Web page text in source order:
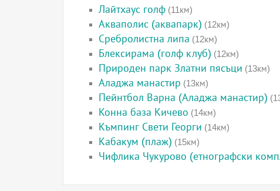
Лайтхаус голф (11км)
Акваполис (аквапарк) (12км)
Сребролистна липа (12км)
Блексирама (голф клуб) (12км)
Природен парк Златни пясъци (13км)
Аладжа манастир (13км)
Пейнтбол Варна (Аладжа манастир)
Конна база Кичево (14км)
Къмпинг Свети Георги (14км)
Кабакум (плаж) (15км)
Чифлика Чукурово (етнографски